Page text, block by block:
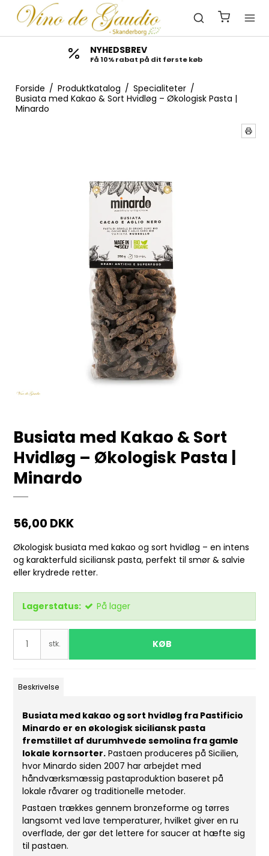
NYHEDSBREV
Få 10% rabat på dit første køb
Forside / Produktkatalog / Specialiteter /
Busiata med Kakao & Sort Hvidløg – Økologisk Pasta |
Minardo
Busiata med Kakao & Sort
Hvidløg – Økologisk Pasta |
Minardo
56,00 DKK
Økologisk busiata med kakao og sort hvidløg – en intens
og karakterfuld siciliansk pasta, perfekt til smør & salvie
eller krydrede retter.
Lagerstatus: På lager
stk. KØB
Beskrivelse
Busiata med kakao og sort hvidløg fra Pastificio
Minardo er en økologisk siciliansk pasta
fremstillet af durumhvede semolina fra gamle
lokale kornsorter. Pastaen produceres på Sicilien,
hvor Minardo siden 2007 har arbejdet med
håndværksmæssig pastaproduktion baseret på
lokale råvarer og traditionelle metoder.
Pastaen trækkes gennem bronzeforme og tørres
langsomt ved lave temperaturer, hvilket giver en ru
overflade, der gør det lettere for saucer at hæfte sig
til pastaen.